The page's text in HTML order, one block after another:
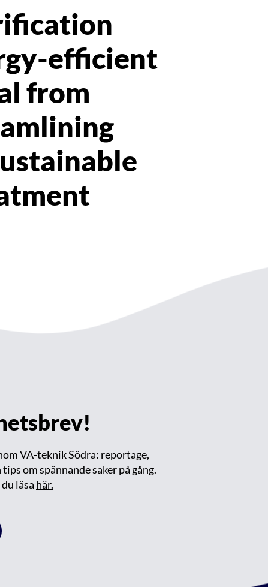
efficient
from
VA-teknik Södra: reportage,
om spännande saker på gång.
läsa här.